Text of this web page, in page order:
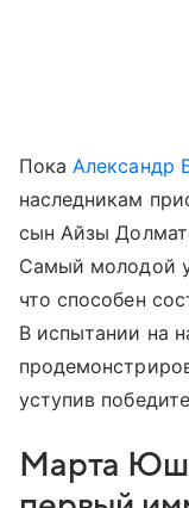
ПокаАлександр
наследникам
сын Айзы
Самый молодой
что способен
В испытании на
уступив
Марта